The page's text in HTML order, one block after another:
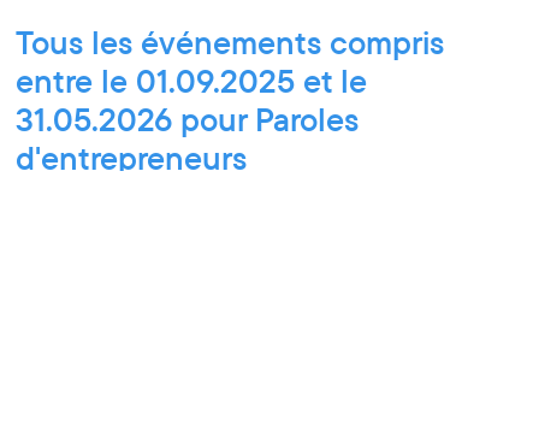
Tous les événements compris
entre le 01.09.2025 et le
31.05.2026 pour Paroles
d'entrepreneurs